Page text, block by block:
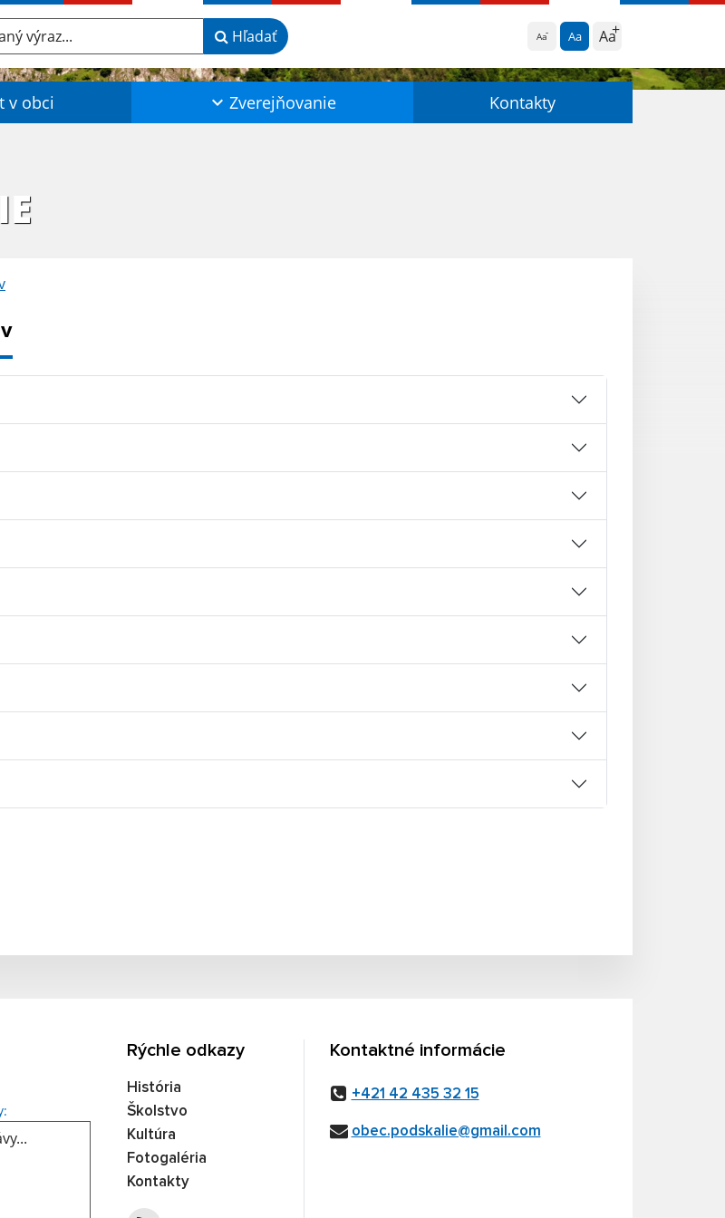
Aa Aa Aa
výraz... Hľadať
v obci Zverejňovanie Kontakty
Text vašej správy...
Rýchle odkazy
História
Školstvo
Kultúra
Fotogaléria
Kontakty
Kontaktné informácie
+421 42 435 32 15
obec.podskalie@gmail.com